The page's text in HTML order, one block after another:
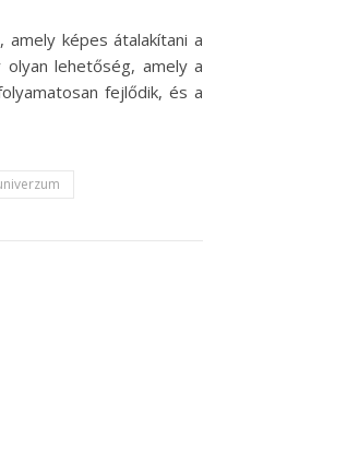
képes átalakítani a
lehetőség, amely a
fejlődik, és a